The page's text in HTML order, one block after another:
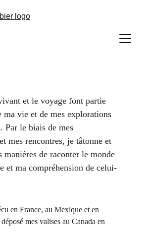
et le voyage font partie
ma vie et de mes explorations
Par le biais de mes
mes rencontres, je tâtonne et
manières de raconter le monde
et ma compréhension de celui-
en France, au Mexique et en
mes valises au Canada en